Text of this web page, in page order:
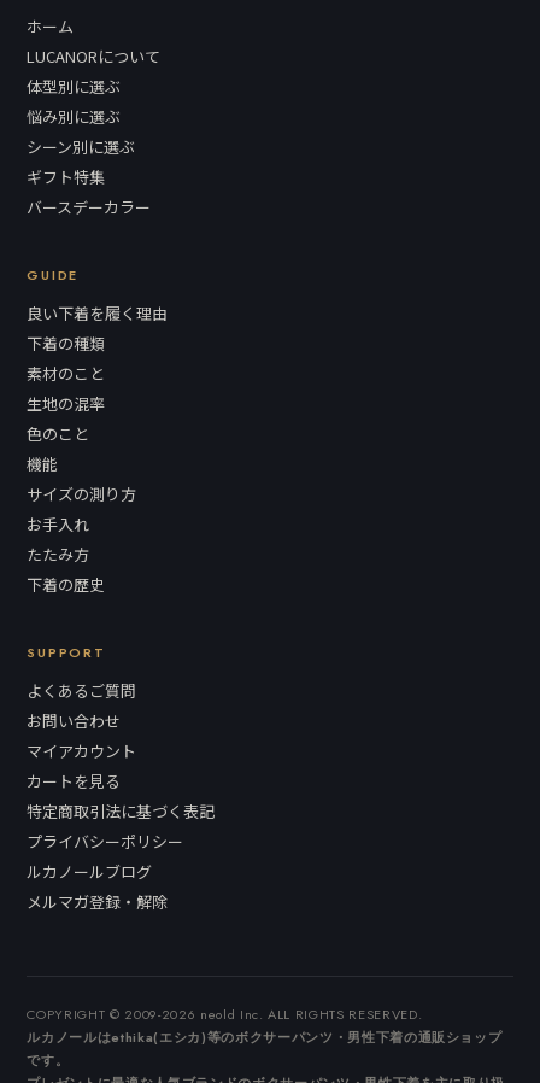
ホーム
LUCANORについて
体型別に選ぶ
悩み別に選ぶ
シーン別に選ぶ
ギフト特集
バースデーカラー
GUIDE
良い下着を履く理由
下着の種類
素材のこと
生地の混率
色のこと
機能
サイズの測り方
お手入れ
たたみ方
下着の歴史
SUPPORT
よくあるご質問
お問い合わせ
マイアカウント
カートを見る
特定商取引法に基づく表記
プライバシーポリシー
ルカノールブログ
メルマガ登録・解除
COPYRIGHT © 2009-2026 neold Inc. ALL RIGHTS RESERVED.
ルカノールはethika(エシカ)等のボクサーパンツ・男性下着の通販ショップ
です。